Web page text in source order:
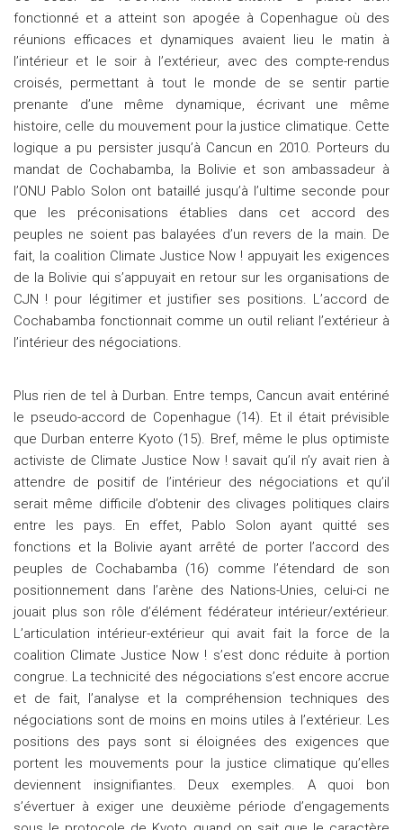
fonctionné et a atteint son apogée à Copenhague où des
réunions efficaces et dynamiques avaient lieu le matin à
l’intérieur et le soir à l’extérieur, avec des compte-rendus
croisés, permettant à tout le monde de se sentir partie
prenante d’une même dynamique, écrivant une même
histoire, celle du mouvement pour la justice climatique. Cette
logique a pu persister jusqu’à Cancun en 2010. Porteurs du
mandat de Cochabamba, la Bolivie et son ambassadeur à
l’ONU Pablo Solon ont bataillé jusqu’à l’ultime seconde pour
que les préconisations établies dans cet accord des
peuples ne soient pas balayées d’un revers de la main. De
fait, la coalition Climate Justice Now ! appuyait les exigences
de la Bolivie qui s’appuyait en retour sur les organisations de
CJN ! pour légitimer et justifier ses positions. L’accord de
Cochabamba fonctionnait comme un outil reliant l’extérieur à
l’intérieur des négociations.
Plus rien de tel à Durban. Entre temps, Cancun avait entériné
le pseudo-accord de Copenhague (14). Et il était prévisible
que Durban enterre Kyoto (15). Bref, même le plus optimiste
activiste de Climate Justice Now ! savait qu’il n’y avait rien à
attendre de positif de l’intérieur des négociations et qu’il
serait même difficile d’obtenir des clivages politiques clairs
entre les pays. En effet, Pablo Solon ayant quitté ses
fonctions et la Bolivie ayant arrêté de porter l’accord des
peuples de Cochabamba (16) comme l’étendard de son
positionnement dans l’arène des Nations-Unies, celui-ci ne
jouait plus son rôle d’élément fédérateur intérieur/extérieur.
L’articulation intérieur-extérieur qui avait fait la force de la
coalition Climate Justice Now ! s’est donc réduite à portion
congrue. La technicité des négociations s’est encore accrue
et de fait, l’analyse et la compréhension techniques des
négociations sont de moins en moins utiles à l’extérieur. Les
positions des pays sont si éloignées des exigences que
portent les mouvements pour la justice climatique qu’elles
deviennent insignifiantes. Deux exemples. A quoi bon
s’évertuer à exiger une deuxième période d’engagements